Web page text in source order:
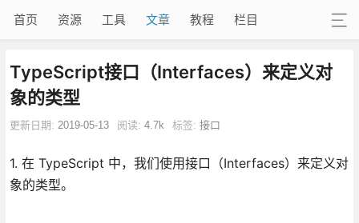
首页 资源 工具 文章 教程 栏目
TypeScript接口（Interfaces）来定义对
象的类型
更新日期: 2019-05-13 阅读: 4.7k 标签: 接口
1. 在 TypeScript 中，我们使用接口（Interfaces）来定义对
象的类型。